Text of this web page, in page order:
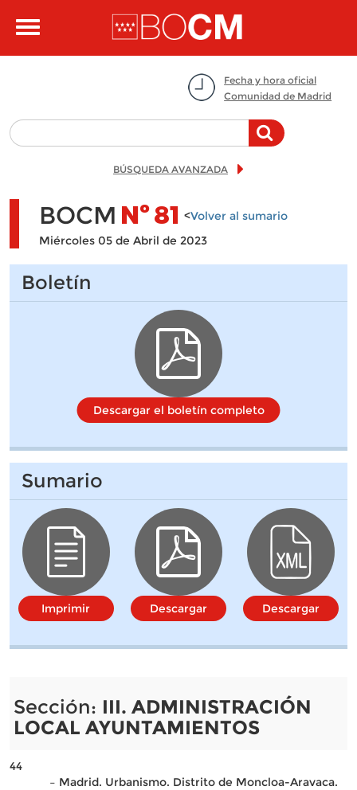
Toggle
Fecha y hora oficial
Comunidad de Madrid
BÚSQUEDA AVANZADA
BOCM Nº81 <Volver al sumario
Miércoles 05 de Abril de 2023
Boletín
Descargar el boletín completo
Sumario
Imprimir Descargar Descargar
Sección: III. ADMINISTRACIÓN
LOCAL AYUNTAMIENTOS
44
– Madrid. Urbanismo. Distrito de Moncloa-Aravaca.